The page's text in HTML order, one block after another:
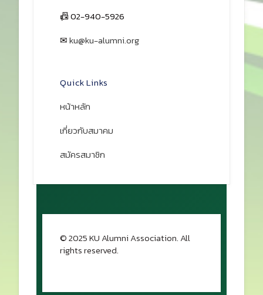
📠 02-940-5926
✉ku@ku-alumni.org
Quick Links
หน้าหลัก
เกี่ยวกับสมาคม
สมัครสมาชิก
© 2025 KU Alumni Association. All
rights reserved.